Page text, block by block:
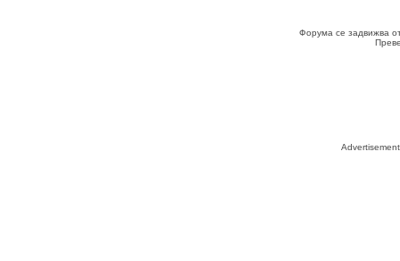
Форума се задвижва